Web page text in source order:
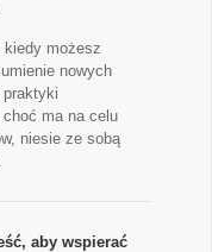
kiedy możesz
nowych
praktyki
ma na celu
niesie ze sobą
aby wspierać